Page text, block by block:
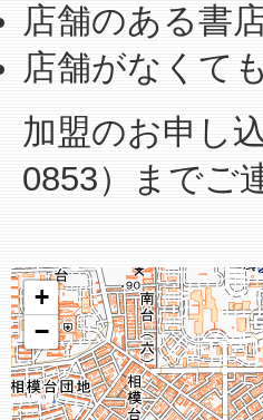
店舗のある書
店舗がなくて
加盟のお申し
0853）までご
+
−